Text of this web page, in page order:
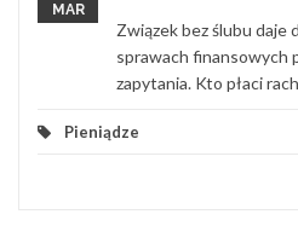
MAR
Związek bez ślubu daje
sprawach finansowych
zapytania. Kto płaci
Pieniądze